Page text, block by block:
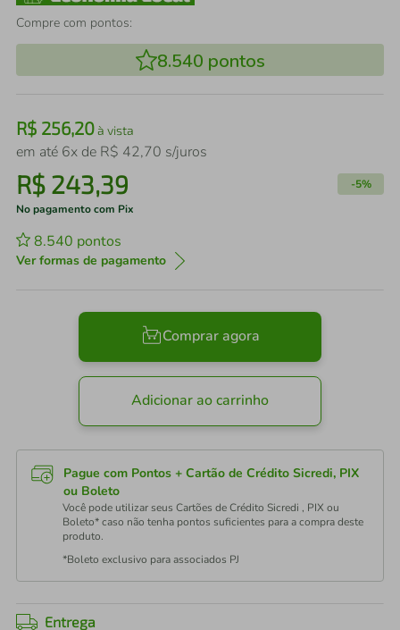
Compre com pontos:
8.540 pontos
R$ 256,20à vista
em até 6x de R$ 42,70 s/juros
R$ 243,39 -5%
No pagamento com Pix
8.540 pontos
Ver formas de pagamento
Comprar agora
Adicionar ao carrinho
Pague com Pontos + Cartão de Crédito Sicredi, PIX
ou Boleto
Você pode utilizar seus Cartões de Crédito Sicredi , PIX ou
Boleto* caso não tenha pontos suficientes para a compra deste
produto.
*Boleto exclusivo para associados PJ
Entrega